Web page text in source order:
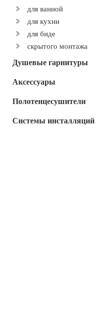
для ванной
для кухни
для биде
скрытого монтажа
Душевые гарнитуры
Аксессуары
Полотенцесушители
Системы инсталляций